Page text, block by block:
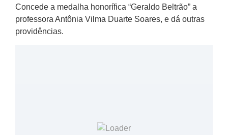
Concede a medalha honorífica “Geraldo Beltrão” a
professora Antônia Vilma Duarte Soares, e dá outras
providências.